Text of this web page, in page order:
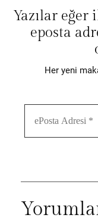
Yazılar eğer
eposta
Her yeni